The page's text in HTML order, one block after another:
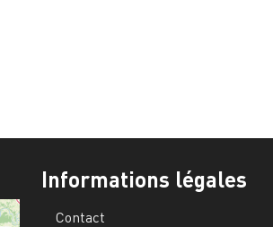
Informations légales
Contact